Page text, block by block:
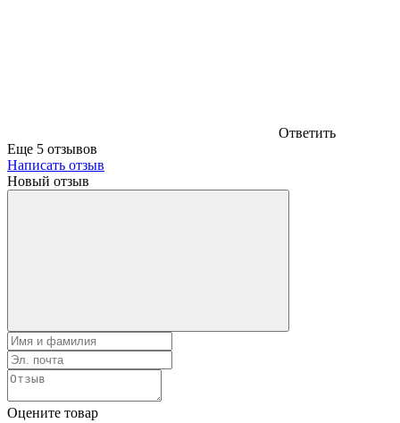
Ответить
Еще 5 отзывов
Написать отзыв
Новый отзыв
Оцените товар